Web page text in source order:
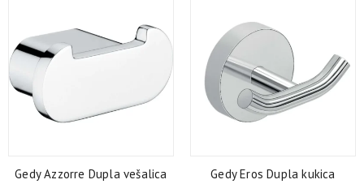
Gedy Azzorre Dupla vešalica Gedy Eros Dupla kukica